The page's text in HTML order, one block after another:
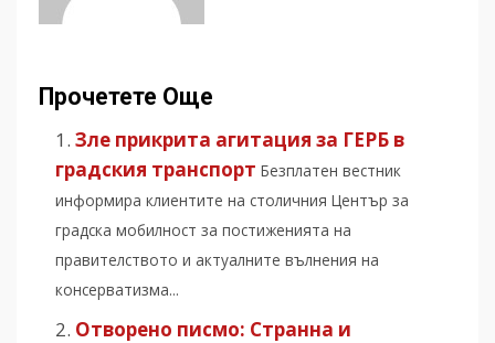
Прочетете Още
Зле прикрита агитация за ГЕРБ в
градския транспорт Безплатен вестник
информира клиентите на столичния Център за
градска мобилност за постиженията на
правителството и актуалните вълнения на
консерватизма...
Отворено писмо: Странна и